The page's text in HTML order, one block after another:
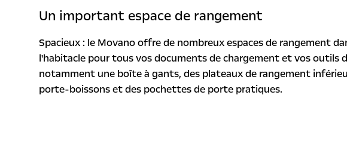
Un important espace de rangement
Spacieux : le Movano offre de nombreux espaces de rangement
l'habitacle pour tous vos documents de chargement et vos outils
notamment une boîte à gants, des plateaux de rangement
porte-boissons et des pochettes de porte pratiques.